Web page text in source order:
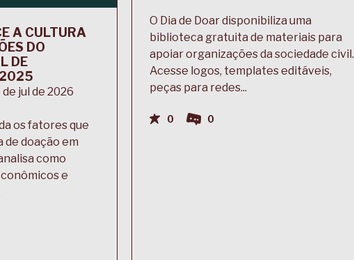
A CULTURA
DO
DE
2025
de jul de 2026
os fatores que
de doação em
como
e
O Dia de Doar disponibiliza uma
biblioteca gratuita de materiais para
apoiar organizações da sociedade civil.
Acesse logos, templates editáveis,
peças para redes...
0 0